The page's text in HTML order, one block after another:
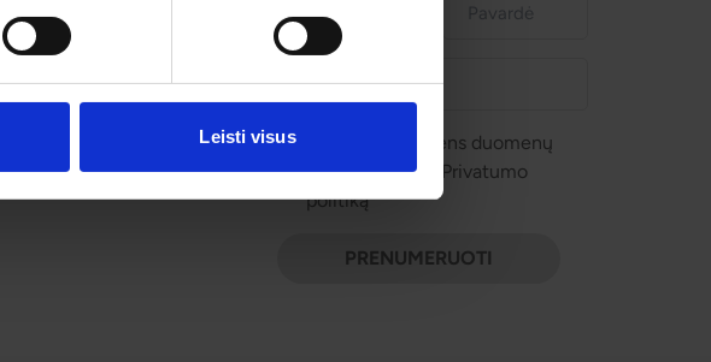
Leisti visus
Sutinku su asmens duomenų
tvarkymu pagal Privatumo
politiką
PRENUMERUOTI